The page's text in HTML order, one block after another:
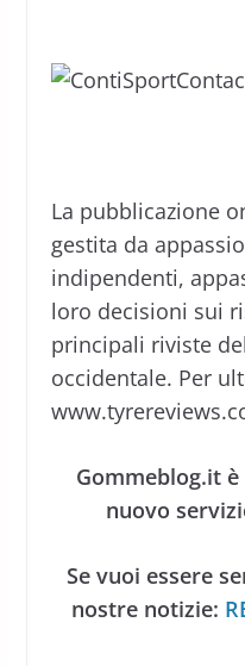
La pubblicazione
gestita da
indipendenti,
loro decisioni sui
principali riviste
occidentale. Per
Gommeblog.it
nuovo
Se vuoi essere
nostre notizie: